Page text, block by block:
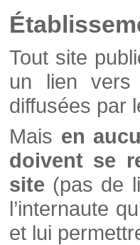
Tout site
un lien vers
diffusées par
Mais en
doivent se
site (pas de
l’internaute
et lui